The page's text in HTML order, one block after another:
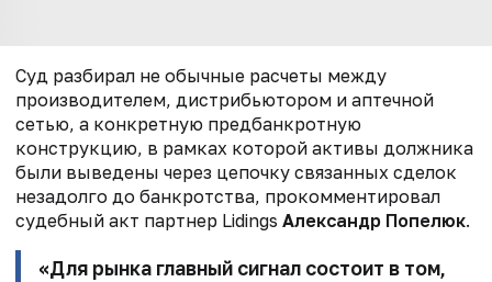
Суд разбирал не обычные расчеты между
производителем, дистрибьютором и аптечной
сетью, а конкретную предбанкротную
конструкцию, в рамках которой активы должника
были выведены через цепочку связанных сделок
незадолго до банкротства, прокомментировал
судебный акт партнер Lidings Александр Попелюк.
«Для рынка главный сигнал состоит в том,